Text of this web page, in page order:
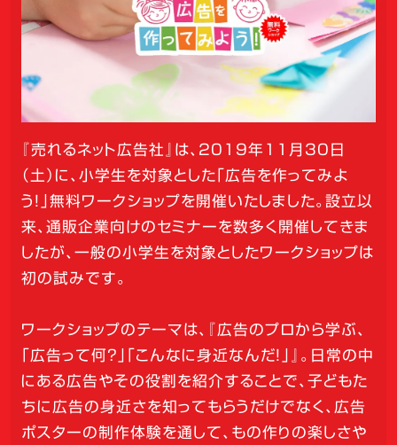
『売れるネット広告社』は、2019年11月30日
（土）に、小学生を対象とした「広告を作ってみよ
う！」無料ワークショップを開催いたしました。設立以
来、通販企業向けのセミナーを数多く開催してきま
したが、一般の小学生を対象としたワークショップは
初の試みです。
ワークショップのテーマは、『広告のプロから学ぶ、
「広告って何？」「こんなに身近なんだ！」』。日常の中
にある広告やその役割を紹介することで、子どもた
ちに広告の身近さを知ってもらうだけでなく、広告
ポスターの制作体験を通して、もの作りの楽しさや